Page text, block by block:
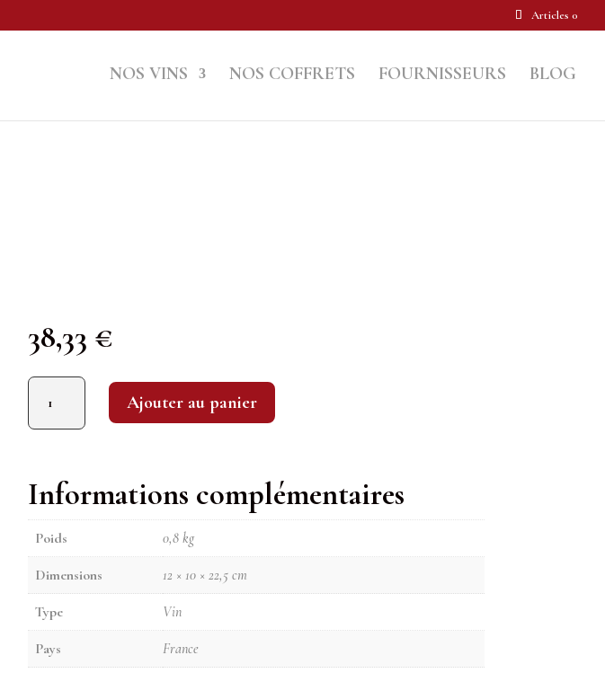
Articles 0
NOS VINS NOS COFFRETS FOURNISSEURS BLOG
38,33 €
quantité de Domaine Belargus : Layon 2022
Ajouter au panier
Informations complémentaires
Poids 0,8 kg
Dimensions 12 × 10 × 22,5 cm
Type Vin
Pays France